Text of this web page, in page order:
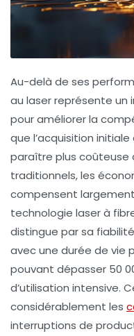
Au-delà de ses
au laser représente
pour améliorer la
que l’acquisition
paraître plus coûteuse
traditionnels, les
compensent
technologie laser à
distingue par sa
avec une durée de vie
pouvant dépasser 50
d’utilisation intensive.
considérablement les
interruptions de